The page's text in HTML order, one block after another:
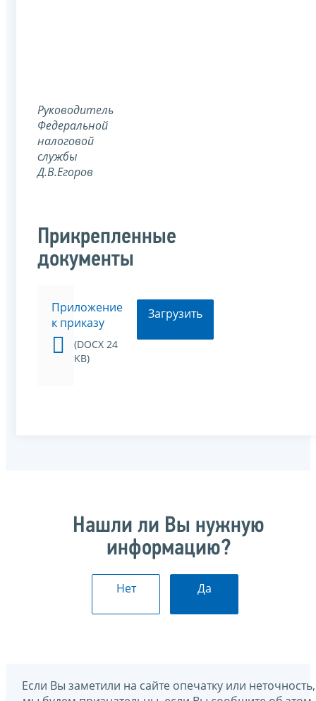
Руководитель
Федеральной
налоговой
службы
Д.В.Егоров
Прикрепленные
документы
Приложение
к приказу
(DOCX 24
KB)
Загрузить
Нашли ли Вы нужную
информацию?
Нет Да
Если Вы заметили на сайте опечатку или неточность,